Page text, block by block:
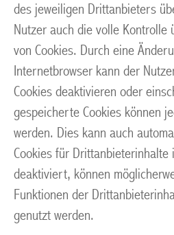
des jeweiligen Drittanbieters
Nutzer auch die volle Kontrolle
von Cookies. Durch eine
Internetbrowser kann der
Cookies deaktivieren oder
gespeicherte Cookies können
werden. Dies kann auch
Cookies für Drittanbieterinhalte
deaktiviert, können
Funktionen der
genutzt werden.